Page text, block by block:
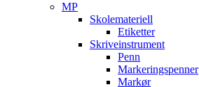
MP
Skolemateriell
Etiketter
Skriveinstrument
Penn
Markeringspenner
Markør